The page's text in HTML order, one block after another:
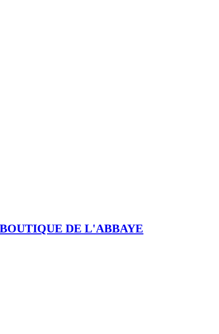
BOUTIQUE DE L'ABBAYE